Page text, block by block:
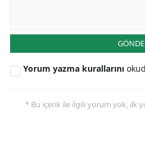
Yorum yazma kurallarını
* Bu içerik ile ilgili yorum yok, ilk